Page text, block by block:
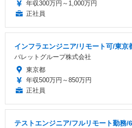
年収300万円～1,000万円
正社員
インフラエンジニア/リモート可/東京
バレットグループ株式会社
東京都
年収500万円～850万円
正社員
テストエンジニア/フルリモート勤務/